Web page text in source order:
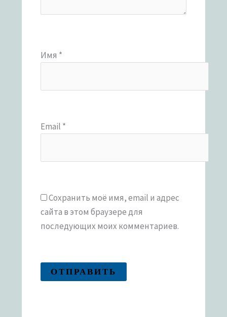
Имя *
Email *
Сохранить моё имя, email и адрес
сайта в этом браузере для
последующих моих комментариев.